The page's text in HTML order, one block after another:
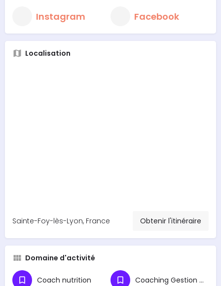
Instagram Facebook
Localisation
Sainte-Foy-lès-Lyon, France Obtenir l'itinéraire
Domaine d'activité
Coach nutrition Coaching Gestion du Stress et Préparation Mentale